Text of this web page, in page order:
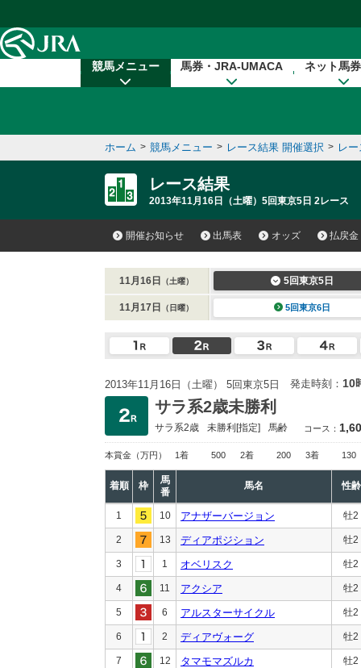
競馬メニュー 馬券・JRA-UMACA ネット馬
ホーム > 競馬メニュー > レース結果 開催選択 > レ
レース結果
2013年11月16日（土曜）5回東京5日 2レース
開催お知らせ 出馬表 オッズ 払戻金
11月16日 （土曜） 5回東京5日
11月17日 （日曜） 5回東京6日
2013年11月16日（土曜） 5回東京5日 発走時刻： 10
サラ系2歳未勝利
サラ系2歳 未勝利[指定] 馬齢 コース：
本賞金 （万円） 1着 500 2着 200 3着 130
着順 枠
馬
番
馬名 性齢
1 10 アナザーバージョン 牡2
2 13 ディアポジション 牡2
3 1 オベリスク 牡2
4 11 アクシア 牡2
5 6 アルスターサイクル 牡2
6 2 ディアヴォーグ 牡2
7 12 タマモマズルカ 牡2